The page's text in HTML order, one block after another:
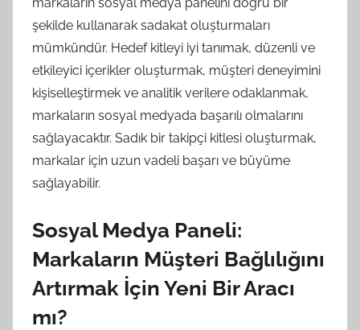
şekilde kullanarak sadakat oluşturmaları
mümkündür. Hedef kitleyi iyi tanımak, düzenli ve
etkileyici içerikler oluşturmak, müşteri deneyimini
kişiselleştirmek ve analitik verilere odaklanmak,
markaların sosyal medyada başarılı olmalarını
sağlayacaktır. Sadık bir takipçi kitlesi oluşturmak,
markalar için uzun vadeli başarı ve büyüme
sağlayabilir.
Sosyal Medya Paneli:
Markaların Müşteri Bağlılığını
Artırmak İçin Yeni Bir Aracı
mı?